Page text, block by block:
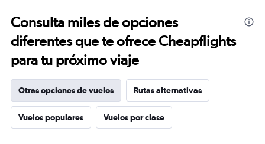
Consulta miles de opciones
diferentes que te ofrece Cheapflights
para tu próximo viaje
Otras opciones de vuelos Rutas alternativas
Vuelos populares Vuelos por clase